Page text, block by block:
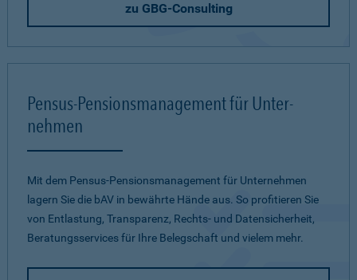
zu GBG-Consulting
Pensus-Pensions­management für Unter­
nehmen
Mit dem Pensus-Pensionsmanagement für Unternehmen
lagern Sie die bAV in bewährte Hände aus. So profitieren Sie
von Entlastung, Transparenz, Rechts- und Datensicherheit,
Beratungsservices für Ihre Belegschaft und vielem mehr.